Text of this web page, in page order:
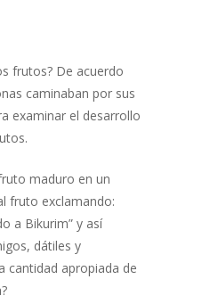
frutos? De acuerdo
caminaban por sus
examinar el desarrollo
maduro en un
fruto exclamando:
a Bikurim” y así
dátiles y
cantidad apropiada de